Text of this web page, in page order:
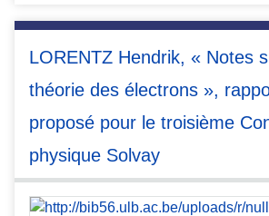
LORENTZ Hendrik, « Notes
théorie des électrons »,
proposé pour le troisième
physique Solvay